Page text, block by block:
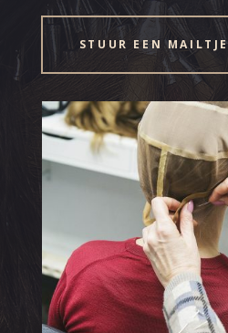
STUUR EEN MAILTJE